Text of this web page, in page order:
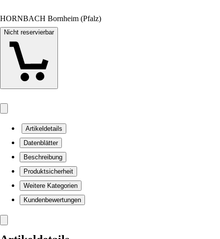
HORNBACH Bornheim (Pfalz)
Nicht reservierbar
Artikeldetails
Datenblätter
Beschreibung
Produktsicherheit
Weitere Kategorien
Kundenbewertungen